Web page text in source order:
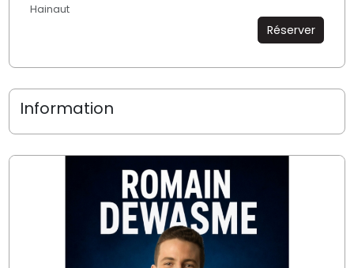
Hainaut
Réserver
Information